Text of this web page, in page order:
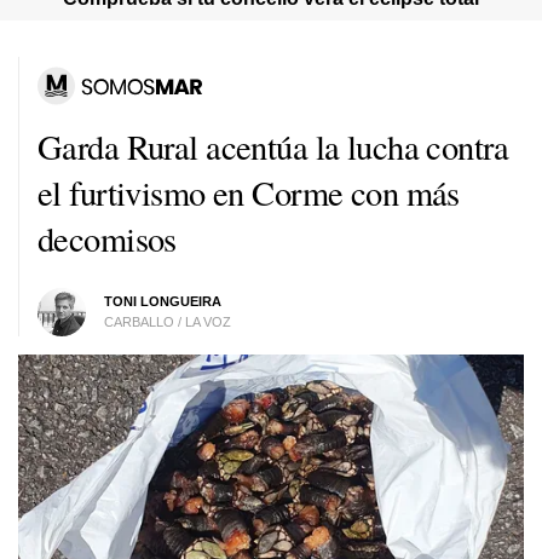
Garda Rural acentúa la lucha contra
el furtivismo en Corme con más
decomisos
TONI LONGUEIRA
CARBALLO / LA VOZ